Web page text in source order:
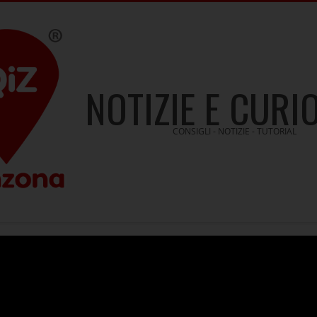
NOTIZIE ECONSIGLI - NOTIZIE - TUTORIAL